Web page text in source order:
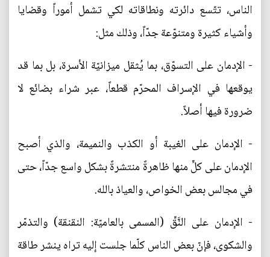
الناس، تتّسع دائرته ونطاقاته لكي تشمل أموراً وقضايا
وأشياء كثيرة ومتنوّعة جدّاً، وذلك مثل:
- الإدمان على التسوّق، بما يُثقل ميزانيّة الأسرة، بل بما قد
يوقعها في الإسراف المحرّم قطعاً، عبر شراء بضائع لا
ضرورة فيها أصلاً.
- الإدمان على الغيبة أو الكذب والنميمة، والذي أصبح
الإدمان على كلٍّ منها ظاهرةً منتشرةً بشكل واسع جدّاً، حتى
في مجالس بعض الخواص، والعياذ بالله.
- الإدمان على النَّقِّ (المسمى بالعاميّة: النقنقة) والتذمّر
والشكوى، فإنّ بعض الناس كلّما جلست إليه تراه ينشر طاقة